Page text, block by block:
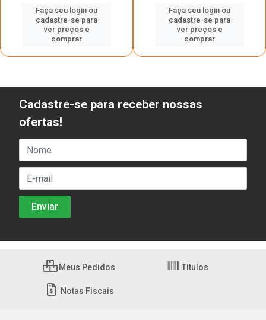
Faça seu login ou
cadastre-se para
ver preços e
comprar
Faça seu login ou
cadastre-se para
ver preços e
comprar
Cadastre-se para receber nossas
ofertas!
Meus Pedidos Títulos
Notas Fiscais